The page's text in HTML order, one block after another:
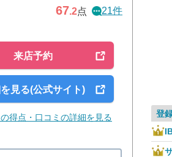
67.2点 21件
来店予約
見る(公式サイト)
得点・口コミの詳細を見る
登